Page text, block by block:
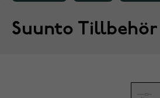
Suunto Tillbehör